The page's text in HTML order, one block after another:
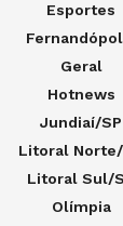
Esportes
Geral
Hotnews
Jundiaí/SP
Litoral Norte/
Litoral Sul/
Olímpia